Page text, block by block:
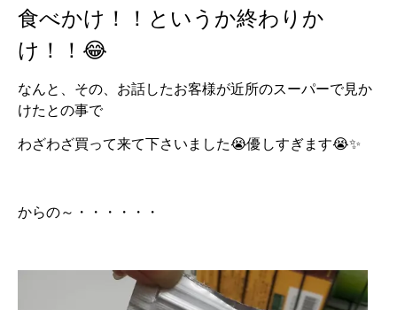
食べかけ！！というか終わりか
け！！😂
なんと、その、お話したお客様が近所のスーパーで見か
けたとの事で
わざわざ買って来て下さいました😭優しすぎます😭✨
からの～・・・・・・